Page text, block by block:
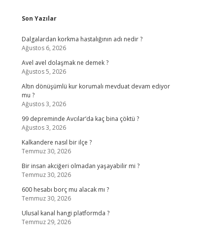
Sidebar
Son Yazılar
Dalgalardan korkma hastalığının adı nedir ?
Ağustos 6, 2026
Avel avel dolaşmak ne demek ?
Ağustos 5, 2026
Altın dönüşümlü kur korumalı mevduat devam ediyor
mu ?
Ağustos 3, 2026
99 depreminde Avcılar’da kaç bina çöktü ?
Ağustos 3, 2026
Kalkandere nasıl bir ilçe ?
Temmuz 30, 2026
Bir insan akciğeri olmadan yaşayabilir mi ?
Temmuz 30, 2026
600 hesabı borç mu alacak mı ?
Temmuz 30, 2026
Ulusal kanal hangi platformda ?
Temmuz 29, 2026